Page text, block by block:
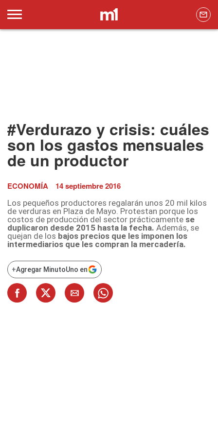
#Verdurazo y crisis: cuáles
son los gastos mensuales
de un productor
ECONOMÍA 14 septiembre 2016
Los pequeños productores regalarán unos 20 mil kilos
de verduras en Plaza de Mayo. Protestan porque los
costos de producción del sector prácticamente se
duplicaron desde 2015 hasta la fecha. Además, se
quejan de los bajos precios que les imponen los
intermediarios que les compran la mercadería.
+Agregar MinutoUno en